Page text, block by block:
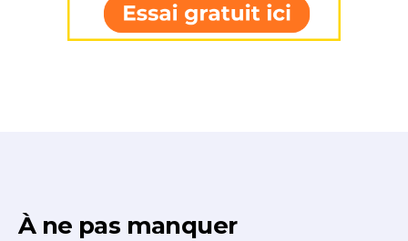
À ne pas manquer